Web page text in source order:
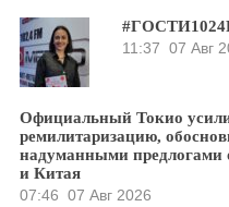
11:37 07 Авг
Официальный Токио
ремилитаризацию,
надуманными предлогами
и Китая
07:46 07 Авг 2026